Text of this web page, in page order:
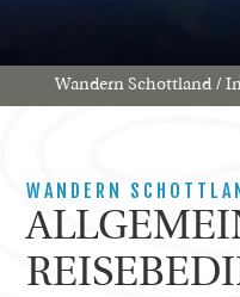
e
s
i
Wandern Schottland /
WANDERN